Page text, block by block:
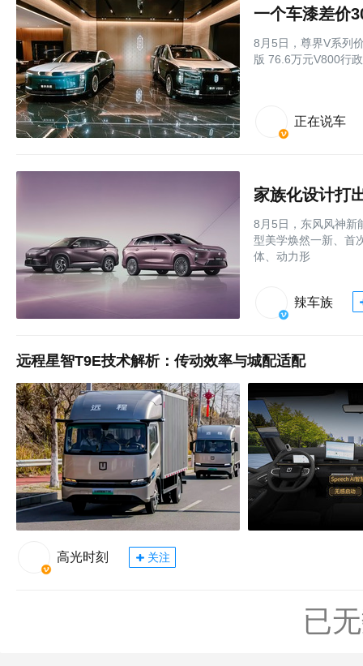
8月5日，尊界V系列
版 76.6万元V800行
正在说车
家族化设计打
8月5日，东风风神新
型美学焕然一新、首
体、动力形
辣车族
远程星智T9E技术解析：传动效率与城配适配
高光时刻 关注
已